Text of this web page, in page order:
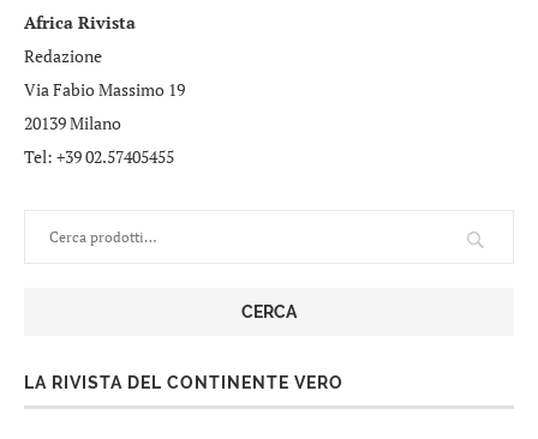
Africa Rivista
Redazione
Via Fabio Massimo 19
20139 Milano
Tel: +39 02.57405455
CERCA
LA RIVISTA DEL CONTINENTE VERO